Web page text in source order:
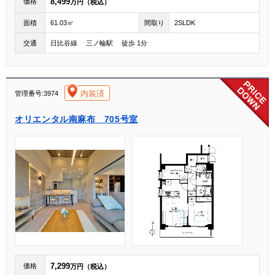
万円（税込）
面積 61.03㎡ 間取り 2SLDK
交通 日比谷線 三ノ輪駅 徒歩 1分
管理番号:3974 内装済
オリエンタル南麻布 705号室
価格 7,299万円（税込）
[004]